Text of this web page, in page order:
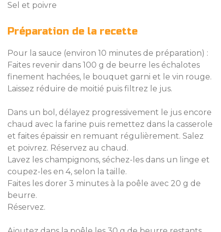
Sel et poivre
Préparation de la recette
Pour la sauce (environ 10 minutes de préparation) :
Faites revenir dans 100 g de beurre les échalotes
finement hachées, le bouquet garni et le vin rouge.
Laissez réduire de moitié puis filtrez le jus.
Dans un bol, délayez progressivement le jus encore
chaud avec la farine puis remettez dans la casserole
et faites épaissir en remuant régulièrement. Salez
et poivrez. Réservez au chaud.
Lavez les champignons, séchez-les dans un linge et
coupez-les en 4, selon la taille.
Faites les dorer 3 minutes à la poêle avec 20 g de
beurre.
Réservez.